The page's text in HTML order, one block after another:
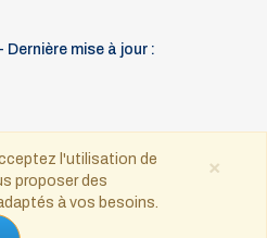
Dernière mise à jour :
×
l'utilisation de
proposer des
à vos besoins.